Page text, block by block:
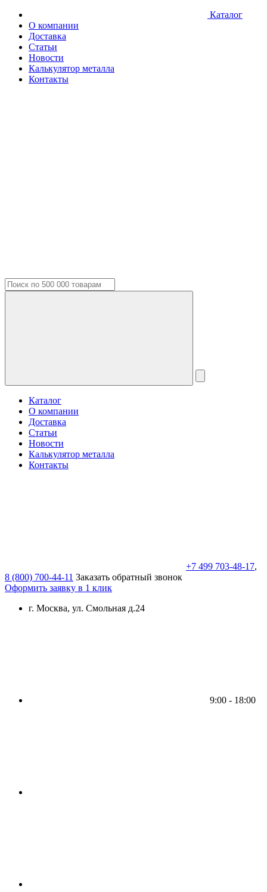
Каталог
О компании
Доставка
Статьи
Новости
Калькулятор металла
Контакты
Каталог
О компании
Доставка
Статьи
Новости
Калькулятор металла
Контакты
+7 499 703-48-17,
8 (800) 700-44-11 Заказать обратный звонок
Оформить заявку в 1 клик
г. Москва, ул. Смольная д.24
9:00 - 18:00